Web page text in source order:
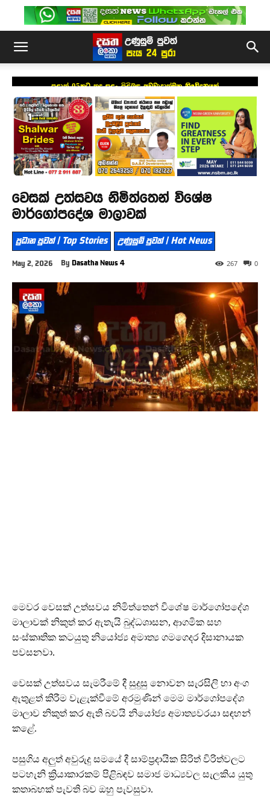
පළාත් 05කට තද සුළං පිළිබඳ අවවාදාත්මක නිවේදනයක්
වෙසක් උත්සවය නිමිත්තෙන් විශේෂ
මාර්ගෝපදේශ මාලාවක්
ප්‍රධාන පුවත් | Top Stories උණුසුම් පුවත් | Hot News
May 2, 2026 By Dasatha News 4 0
267
මෙවර වෙසක් උත්සවය නිමිත්තෙන් විශේෂ මාර්ගෝපදේශ
මාලාවක් නිකුත් කර ඇතැයි බුද්ධශාසන, ආගමික සහ
සංස්කෘතික කටයුතු නියෝජ්‍ය අමාත්‍ය ගමගෙදර දිසානායක
පවසනවා.
වෙසක් උත්සවය සැමරීමේ දී සුදුසු නොවන සැරසිලි හා අංග
ඇතුළත් කිරීම වැළැක්වීමේ අරමුණින් මෙම මාර්ගෝපදේශ
මාලාව නිකුත් කර ඇති බවයි නියෝජ්‍ය අමාත්‍යවරයා සඳහන්
කළේ.
පසුගිය අලුත් අවුරුදු සමයේ දී සාම්ප්‍රදායික සිරිත් විරිත්වලට
පටහැනි ක්‍රියාකාරකම් පිළිබඳව සමාජ මාධ්‍යවල සැලකිය යුතු
කතාබහක් පැවති බව ඔහු පැවසුවා.